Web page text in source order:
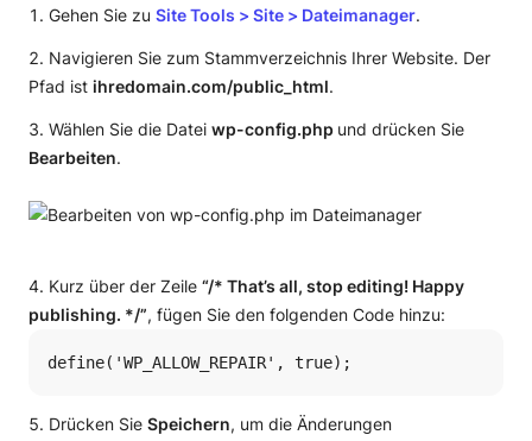
Gehen Sie zu Site Tools > Site > Dateimanager.
Navigieren Sie zum Stammverzeichnis Ihrer Website. Der
Pfad ist ihredomain.com/public_html.
Wählen Sie die Datei wp-config.php und drücken Sie
Bearbeiten.
Kurz über der Zeile “/* That’s all, stop editing! Happy
publishing. */”, fügen Sie den folgenden Code hinzu:
define('WP_ALLOW_REPAIR', true);
Drücken Sie Speichern, um die Änderungen